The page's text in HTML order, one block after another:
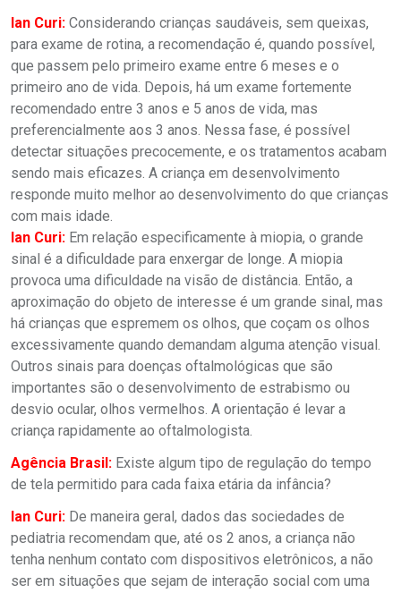
Ian Curi: Considerando crianças saudáveis, sem queixas,
para exame de rotina, a recomendação é, quando possível,
que passem pelo primeiro exame entre 6 meses e o
primeiro ano de vida. Depois, há um exame fortemente
recomendado entre 3 anos e 5 anos de vida, mas
preferencialmente aos 3 anos. Nessa fase, é possível
detectar situações precocemente, e os tratamentos acabam
sendo mais eficazes. A criança em desenvolvimento
responde muito melhor ao desenvolvimento do que crianças
com mais idade.
Ian Curi: Em relação especificamente à miopia, o grande
sinal é a dificuldade para enxergar de longe. A miopia
provoca uma dificuldade na visão de distância. Então, a
aproximação do objeto de interesse é um grande sinal, mas
há crianças que espremem os olhos, que coçam os olhos
excessivamente quando demandam alguma atenção visual.
Outros sinais para doenças oftalmológicas que são
importantes são o desenvolvimento de estrabismo ou
desvio ocular, olhos vermelhos. A orientação é levar a
criança rapidamente ao oftalmologista.
Agência Brasil: Existe algum tipo de regulação do tempo
de tela permitido para cada faixa etária da infância?
Ian Curi: De maneira geral, dados das sociedades de
pediatria recomendam que, até os 2 anos, a criança não
tenha nenhum contato com dispositivos eletrônicos, a não
ser em situações que sejam de interação social com uma